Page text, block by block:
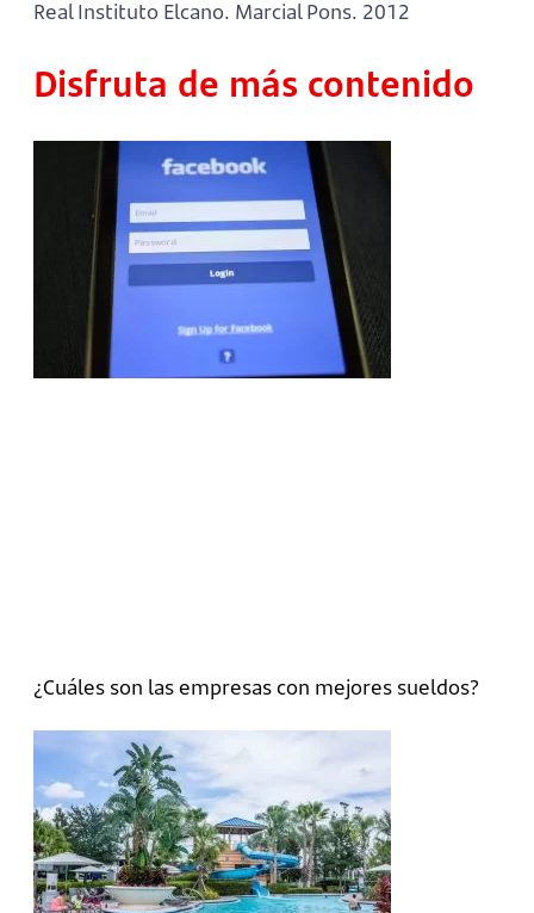
Real Instituto Elcano. Marcial Pons. 2012
Disfruta de más contenido
¿Cuáles son las empresas con mejores sueldos?